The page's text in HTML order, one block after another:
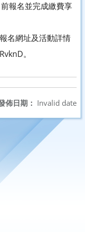
報名並完成繳費享
名網址及活動詳情
。
佈日期： Invalid date